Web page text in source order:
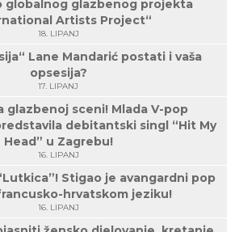
globalnog glazbenog projekta
Artists Project“
18. LIPANJ
Lane Mandarić postati i vaša
opsesija?
17. LIPANJ
glazbenoj sceni! Mlada V-pop
debitantski singl “Hit My
Head” u Zagrebu!
16. LIPANJ
Stigao je avangardni pop
hrvatskom jeziku!
16. LIPANJ